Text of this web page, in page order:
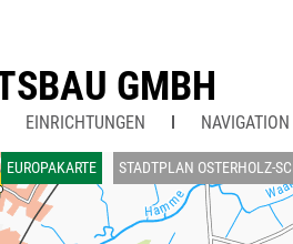
GMBH
EINRICHTUNGEN NAVIGATION
EUROPAKARTE STADTPLAN OSTERHOLZ-